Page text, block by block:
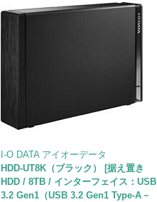
I-O DATA アイオーデータ
HDD-UT8K（ブラック） [据え置き
HDD / 8TB / インターフェイス：USB
3.2 Gen1（USB 3.2 Gen1 Type-A－